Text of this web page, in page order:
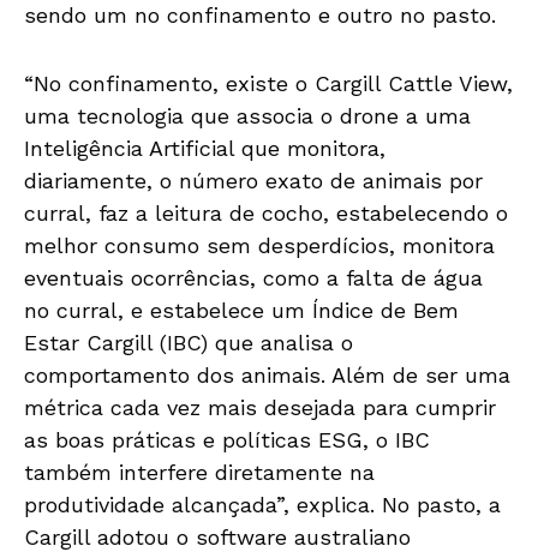
sendo um no confinamento e outro no pasto.
“No confinamento, existe o Cargill Cattle View,
uma tecnologia que associa o drone a uma
Inteligência Artificial que monitora,
diariamente, o número exato de animais por
curral, faz a leitura de cocho, estabelecendo o
melhor consumo sem desperdícios, monitora
eventuais ocorrências, como a falta de água
no curral, e estabelece um Índice de Bem
Estar Cargill (IBC) que analisa o
comportamento dos animais. Além de ser uma
métrica cada vez mais desejada para cumprir
as boas práticas e políticas ESG, o IBC
também interfere diretamente na
produtividade alcançada”, explica. No pasto, a
Cargill adotou o software australiano